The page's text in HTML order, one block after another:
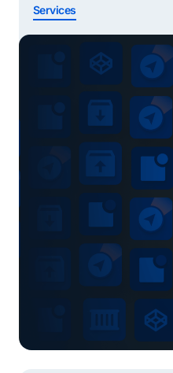
Services